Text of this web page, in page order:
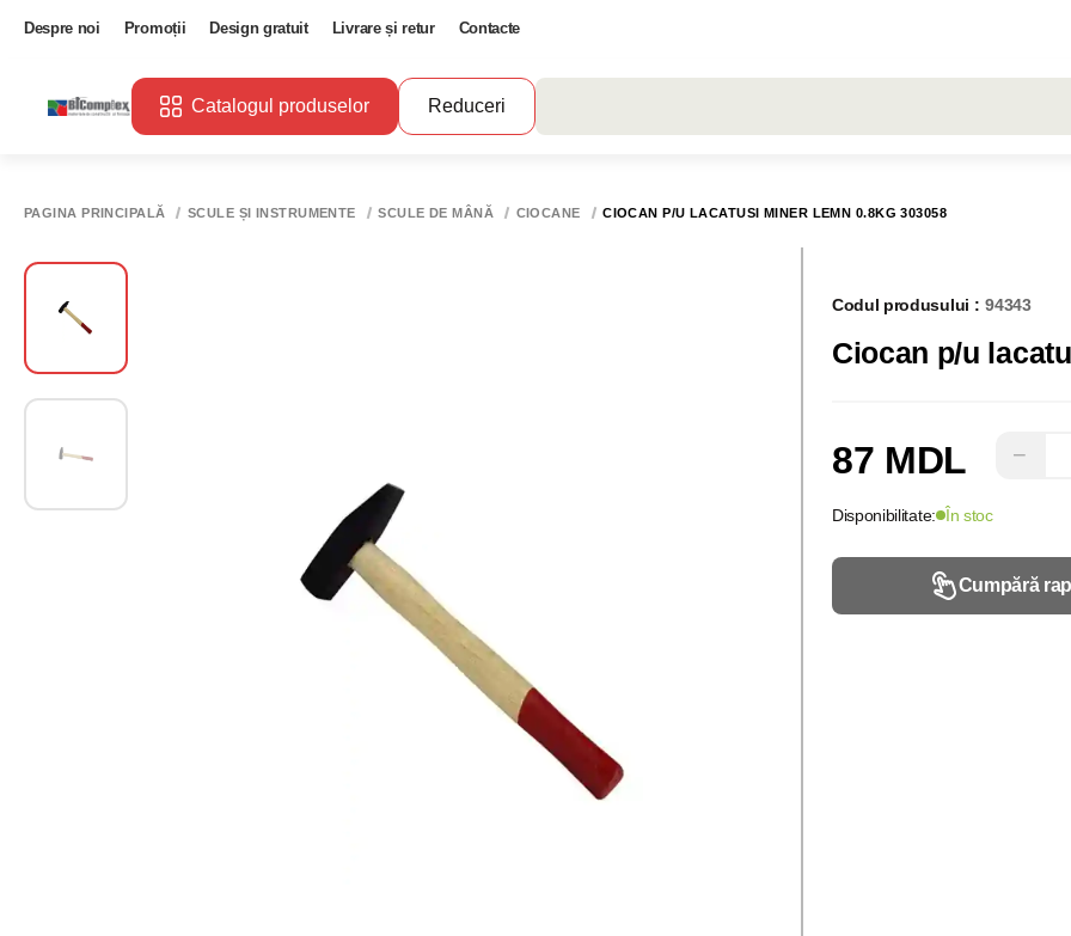
Despre noi Promoții Design gratuit Livrare și retur Contacte
Catalogul produselor Reduceri
PAGINA PRINCIPALĂ SCULE ȘI INSTRUMENTE SCULE DE MÂNĂ CIOCANE CIOCAN P/U LACATUSI MINER LEMN 0.8KG 303058
Codul produsului : 94343
Ciocan p/u
87 MDL −
Disponibilitate: În stoc
Cumpără